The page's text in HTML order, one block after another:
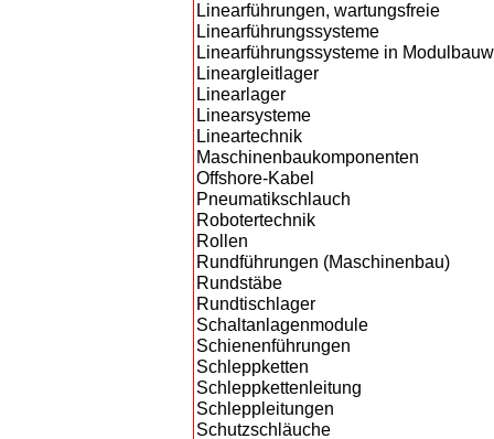
Linearführungen, wartungsfreie
Linearführungssysteme
Linearführungssysteme in
Lineargleitlager
Linearlager
Linearsysteme
Lineartechnik
Maschinenbaukomponenten
Offshore-Kabel
Pneumatikschlauch
Robotertechnik
Rollen
Rundführungen (Maschinenbau)
Rundstäbe
Rundtischlager
Schaltanlagenmodule
Schienenführungen
Schleppketten
Schleppkettenleitung
Schleppleitungen
Schutzschläuche